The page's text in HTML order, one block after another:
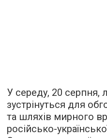
У середу, 20 серпня,
зустрінуться для
та шляхів мирного
російсько-